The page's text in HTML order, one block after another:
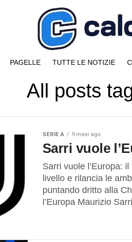
PAGELLE TUTTE LE NOTIZIE
All posts
SERIE A 9 mesi ago
Sarri vuole
Sarri vuole l’Europa:
livello e rilancia le
puntando dritto alla
l’Europa Maurizio